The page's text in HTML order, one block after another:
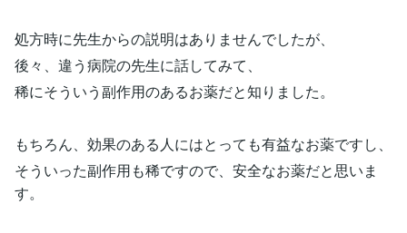
処方時に先生からの説明はありませんでしたが、
後々、違う病院の先生に話してみて、
稀にそういう副作用のあるお薬だと知りました。
もちろん、効果のある人にはとっても有益なお薬ですし、
そういった副作用も稀ですので、安全なお薬だと思いま
す。